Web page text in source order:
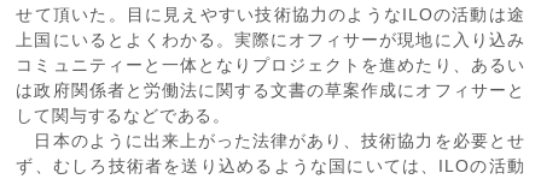
せて頂いた。目に見えやすい技術協力のようなILOの活動は途
上国にいるとよくわかる。実際にオフィサーが現地に入り込み
コミュニティーと一体となりプロジェクトを進めたり、あるい
は政府関係者と労働法に関する文書の草案作成にオフィサーと
して関与するなどである。
日本のように出来上がった法律があり、技術協力を必要とせ
ず、むしろ技術者を送り込めるような国にいては、ILOの活動